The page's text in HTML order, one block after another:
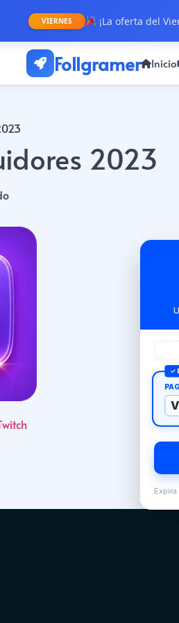
VIERNES ¡La oferta del
Follgramer Inicio
2023
✓
Expira